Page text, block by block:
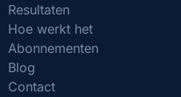
Resultaten
Hoe werkt het
Abonnementen
Blog
Contact